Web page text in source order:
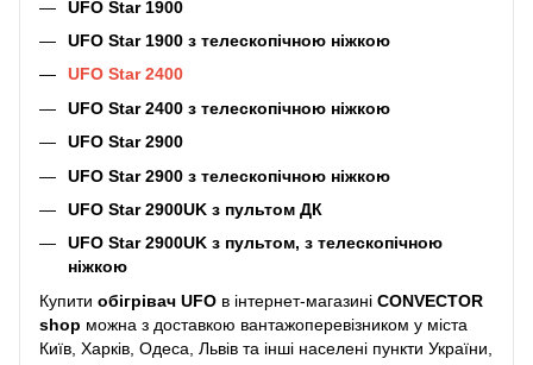
UFO Star 1900
UFO Star 1900 з телескопічною ніжкою
UFO Star 2400
UFO Star 2400 з телескопічною ніжкою
UFO Star 2900
UFO Star 2900 з телескопічною ніжкою
UFO Star 2900UK з пультом ДК
UFO Star 2900UK з пультом, з телескопічною
ніжкою
Купити обігрівач UFO в інтернет-магазині CONVECTOR
shop можна з доставкою вантажоперевізником у міста
Київ, Харків, Одеса, Львів та інші населені пункти України,